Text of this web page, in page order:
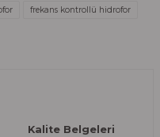
frekans kontrollü hidrofor
Kalite Belgeleri